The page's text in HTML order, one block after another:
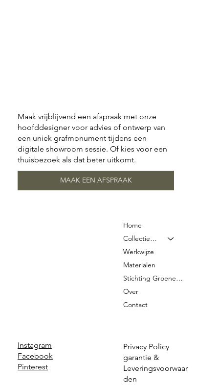
Instagram
Facebook
Pinterest
Privacy Policy
garantie &
Leveringsvoorwaar
den
Home
Collectie & Prijzen
Werkwijze
Materialen
Stichting Groene Graven
Over
Contact
Maak vrijblijvend een afspraak met onze
hoofddesigner voor advies of ontwerp van
een uniek grafmonument tijdens een
digitale showroom sessie. Of kies voor een
thuisbezoek als dat beter uitkomt.
MAAK EEN AFSPRAAK